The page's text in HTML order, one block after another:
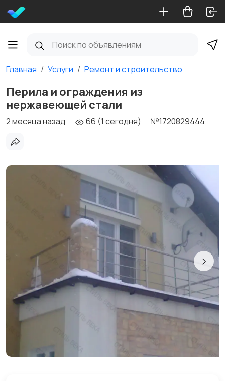
Главная Услуги Ремонт и строительство
Перила и ограждения из
нержавеющей стали
2 месяца назад 66 (1 сегодня) №1720829444